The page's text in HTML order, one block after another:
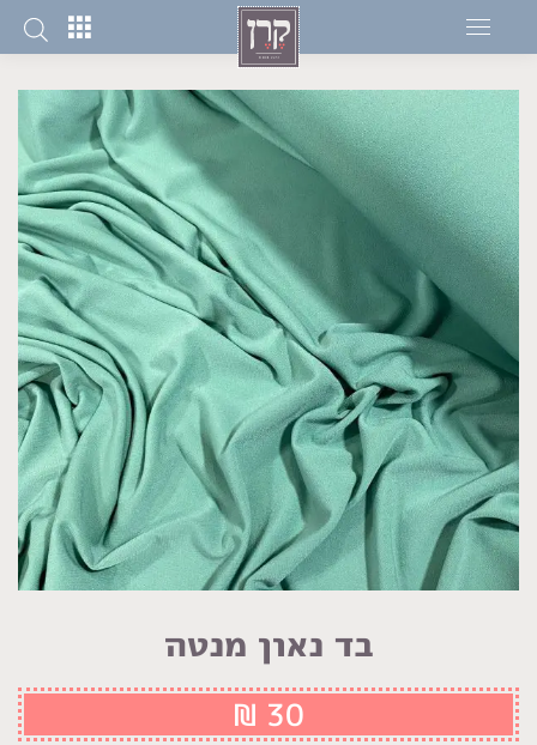
בד נאון מנטה
₪ 30